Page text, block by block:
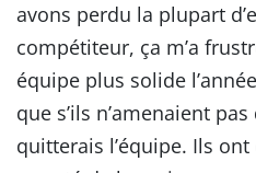
avons perdu la plupart
compétiteur, ça m’a
équipe plus solide
que s’ils n’amenaient
quitterais l’équipe. Ils ont